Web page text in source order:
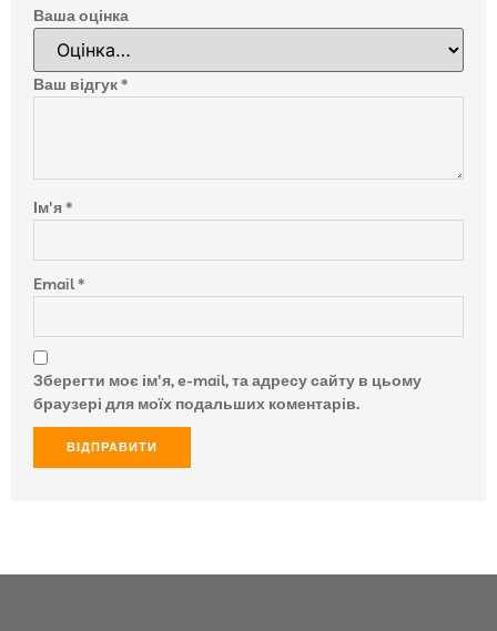
Ваша оцінка
Ваш відгук*
Ім'я*
Email*
Зберегти моє ім'я, e-mail, та адресу сайту в цьому
браузері для моїх подальших коментарів.